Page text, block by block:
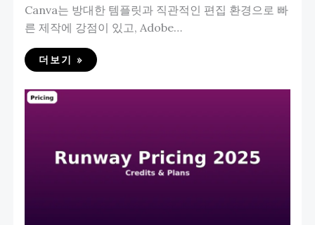
Canva는 방대한 템플릿과 직관적인 편집 환경으로 빠
른 제작에 강점이 있고, Adobe…
더보기 »